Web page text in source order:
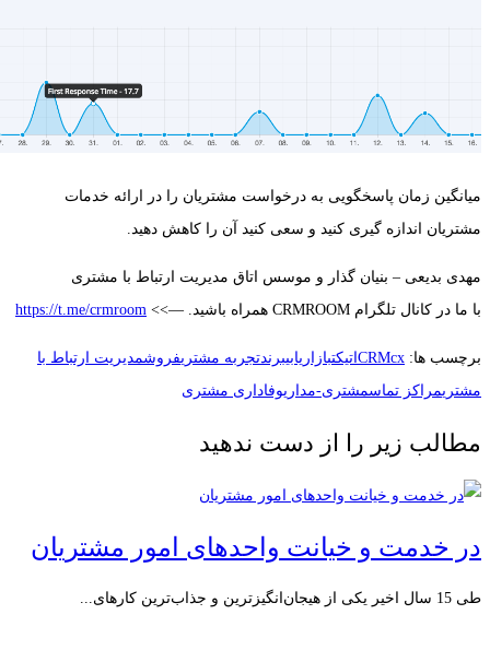
میانگین زمان پاسخگویی به درخواست مشتریان را در ارائه خدمات
مشتریان اندازه گیری کنید و سعی کنید آن را کاهش دهید.
مهدی بدیعی – بنیان گذار و موسس اتاق مدیریت ارتباط با مشتری
با ما در کانال تلگرام CRMROOM همراه باشید. —>>
https://t.me/crmroom
برچسب ها: CRMcx اتیکتبازاریابیبرندتجربه مشتریفروشمدیریت ارتباط با
مشتریمراکز تماسمشتری-مداریوفاداری مشتری
مطالب زیر را از دست ندهید
در خدمت و خیانت واحدهای امور مشتریان
طی 15 سال اخیر یکی از هیجان‌انگیزترین و جذاب‌ترین کارهای...